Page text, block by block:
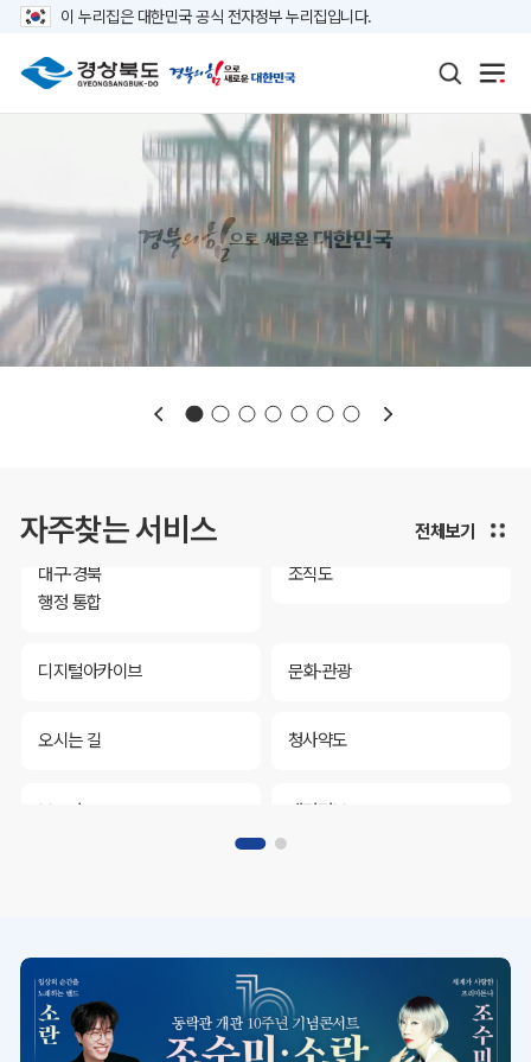
이 누리집은 대한민국 공식 전자정부 누리집입니다.
자주찾는 서비스
보도자료 재정정보
대구·경북
행정 통합
조직도
디지털아카이브 문화·관광
오시는 길 청사약도
보도자료 재정정보
대구·경북
행정 통합
조직도
전체보기